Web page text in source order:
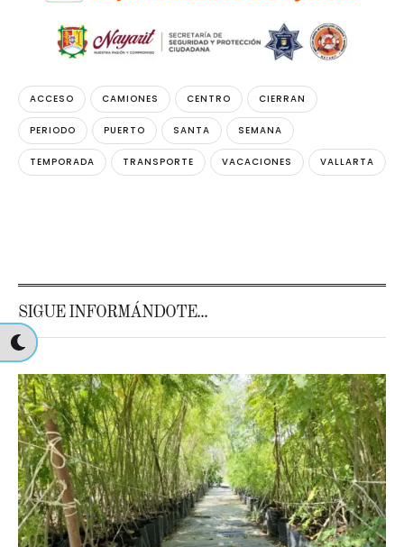
ACCESO CAMIONES CENTRO CIERRAN
PERIODO PUERTO SANTA SEMANA
TEMPORADA TRANSPORTE VACACIONES VALLARTA
SIGUE INFORMÁNDOTE...